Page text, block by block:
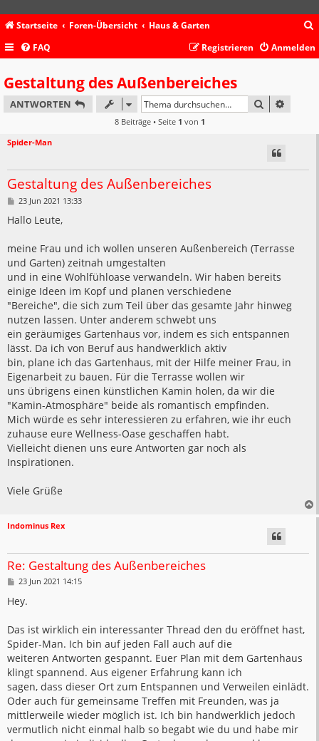
Startseite Foren-Übersicht Haus & Garten
c
FAQ Anmelden
Registrieren
Gestaltung des Außenbereiches
ANTWORTEN SUCHE
8 Beiträge • Seite 1 von 1
Spider-Man
Gestaltung des Außenbereiches
B
i
a
g
23 Jun 2021 13:33
Hallo Leute,
meine Frau und ich wollen unseren Außenbereich (Terrasse
und Garten) zeitnah umgestalten
und in eine Wohlfühloase verwandeln. Wir haben bereits
einige Ideen im Kopf und planen verschiedene
"Bereiche", die sich zum Teil über das gesamte Jahr hinweg
nutzen lassen. Unter anderem schwebt uns
ein geräumiges Gartenhaus vor, indem es sich entspannen
lässt. Da ich von Beruf aus handwerklich aktiv
bin, plane ich das Gartenhaus, mit der Hilfe meiner Frau, in
Eigenarbeit zu bauen. Für die Terrasse wollen wir
uns übrigens einen künstlichen Kamin holen, da wir die
"Kamin-Atmosphäre" beide als romantisch empfinden.
Mich würde es sehr interessieren zu erfahren, wie ihr euch
zuhause eure Wellness-Oase geschaffen habt.
Vielleicht dienen uns eure Antworten gar noch als
Inspirationen.
Viele Grüße
Indominus Rex
Re: Gestaltung des Außenbereiches
B
i
t
a
g
23 Jun 2021 14:15
Hey.
Das ist wirklich ein interessanter Thread den du eröffnet hast,
Spider-Man. Ich bin auf jeden Fall auch auf die
weiteren Antworten gespannt. Euer Plan mit dem Gartenhaus
klingt spannend. Aus eigener Erfahrung kann ich
sagen, dass dieser Ort zum Entspannen und Verweilen einlädt.
Oder auch für gemeinsame Treffen mit Freunden, was ja
mittlerweile wieder möglich ist. Ich bin handwerklich jedoch
vermutlich nicht einmal halb so begabt wie du und habe mir